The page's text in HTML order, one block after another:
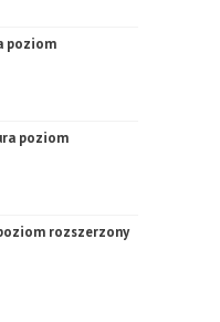
poziom
poziom
rozszerzony